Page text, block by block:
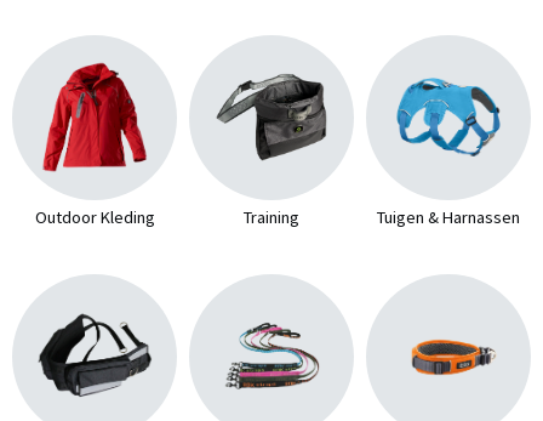
Outdoor Kleding Training Tuigen & Harnassen